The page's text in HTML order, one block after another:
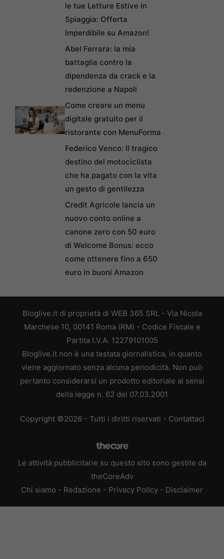
le tue Letture Estive in
Spiaggia: Offerta
Imperdibile su Amazon!
Abel Ferrara: la mia
battaglia contro la
dipendenza da crack e la
redenzione a Napoli
Come creare un menu
digitale gratuito per il
ristorante con MenuForma
Federico Venco: Il tragico
destino del motociclista
che ha pagato con la vita
un gesto di gentilezza
Credit Agricole lancia un
nuovo conto online a
canone zero con 50 euro
di Welcome Bonus: ecco
come ottenere fino a 650
euro in buoni Amazon
Bloglive.it di proprietà di WEB 365 SRL - Via Nicola
Marchese 10, 00141 Roma (RM) - Codice Fiscale e
Partita I.V.A. 12279101005
Bloglive.it non è una testata giornalistica, in quanto
viene aggiornato senza alcuna periodicità. Non può
pertanto considerarsi un prodotto editoriale ai sensi
della legge n. 62 del 07.03.2001
Copyright ©2026 - Tutti i diritti riservati - Contattaci
Le attività pubblicitarie su questo sito sono gestite da
theCoreAdv
Chi siamo - Redazione - Privacy Policy - Disclaimer